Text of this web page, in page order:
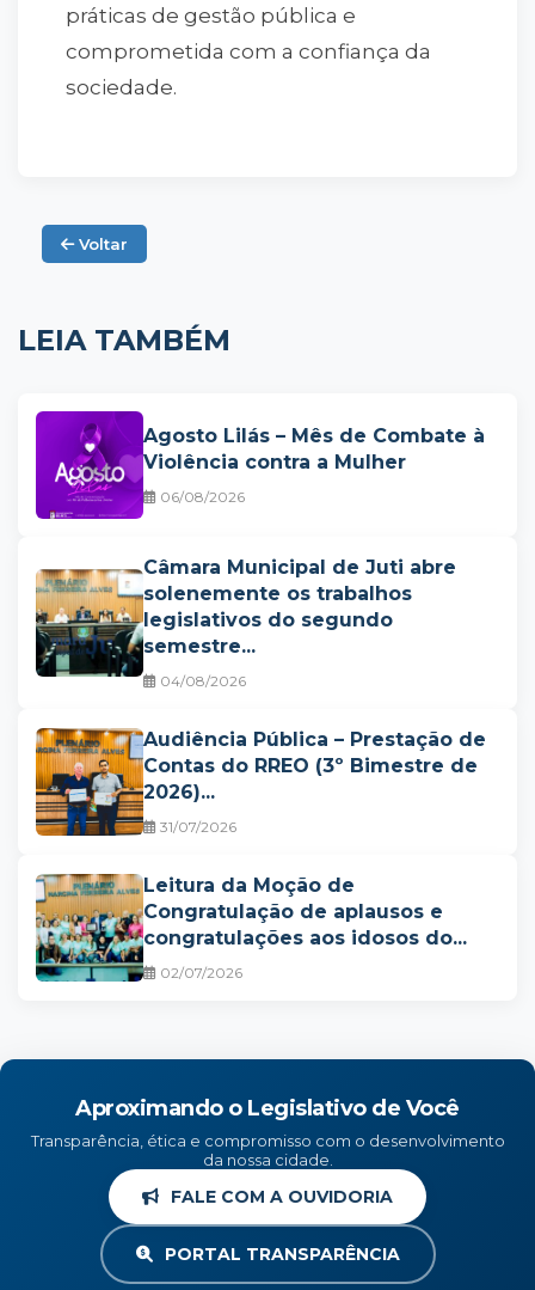
práticas de gestão pública e
comprometida com a confiança da
sociedade.
Voltar
LEIA TAMBÉM
Agosto Lilás – Mês de Combate à
Violência contra a Mulher
06/08/2026
Câmara Municipal de Juti abre
solenemente os trabalhos
legislativos do segundo
semestre...
04/08/2026
Audiência Pública – Prestação de
Contas do RREO (3º Bimestre de
2026)...
31/07/2026
Leitura da Moção de
Congratulação de aplausos e
congratulações aos idosos do...
02/07/2026
Aproximando o Legislativo de Você
Transparência, ética e compromisso com o desenvolvimento
da nossa cidade.
FALE COM A OUVIDORIA
PORTAL TRANSPARÊNCIA